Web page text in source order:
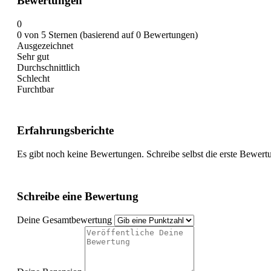
0
0 von 5 Sternen (basierend auf 0 Bewertungen)
Ausgezeichnet
Sehr gut
Durchschnittlich
Schlecht
Furchtbar
Erfahrungsberichte
Es gibt noch keine Bewertungen. Schreibe selbst die erste
Schreibe eine Bewertung
Deine Gesamtbewertung